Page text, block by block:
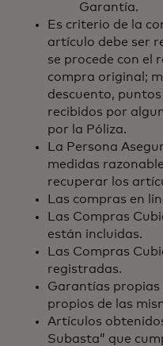
Garantía.
Es criterio de la
artículo debe ser
se procede con el
compra original;
descuento,
recibidos por
por la Póliza.
La Persona
medidas
recuperar los
Las compras en
Las Compras
están incluidas.
Las Compras
registradas.
Garantías
propios de las
Artículos
Subasta” que